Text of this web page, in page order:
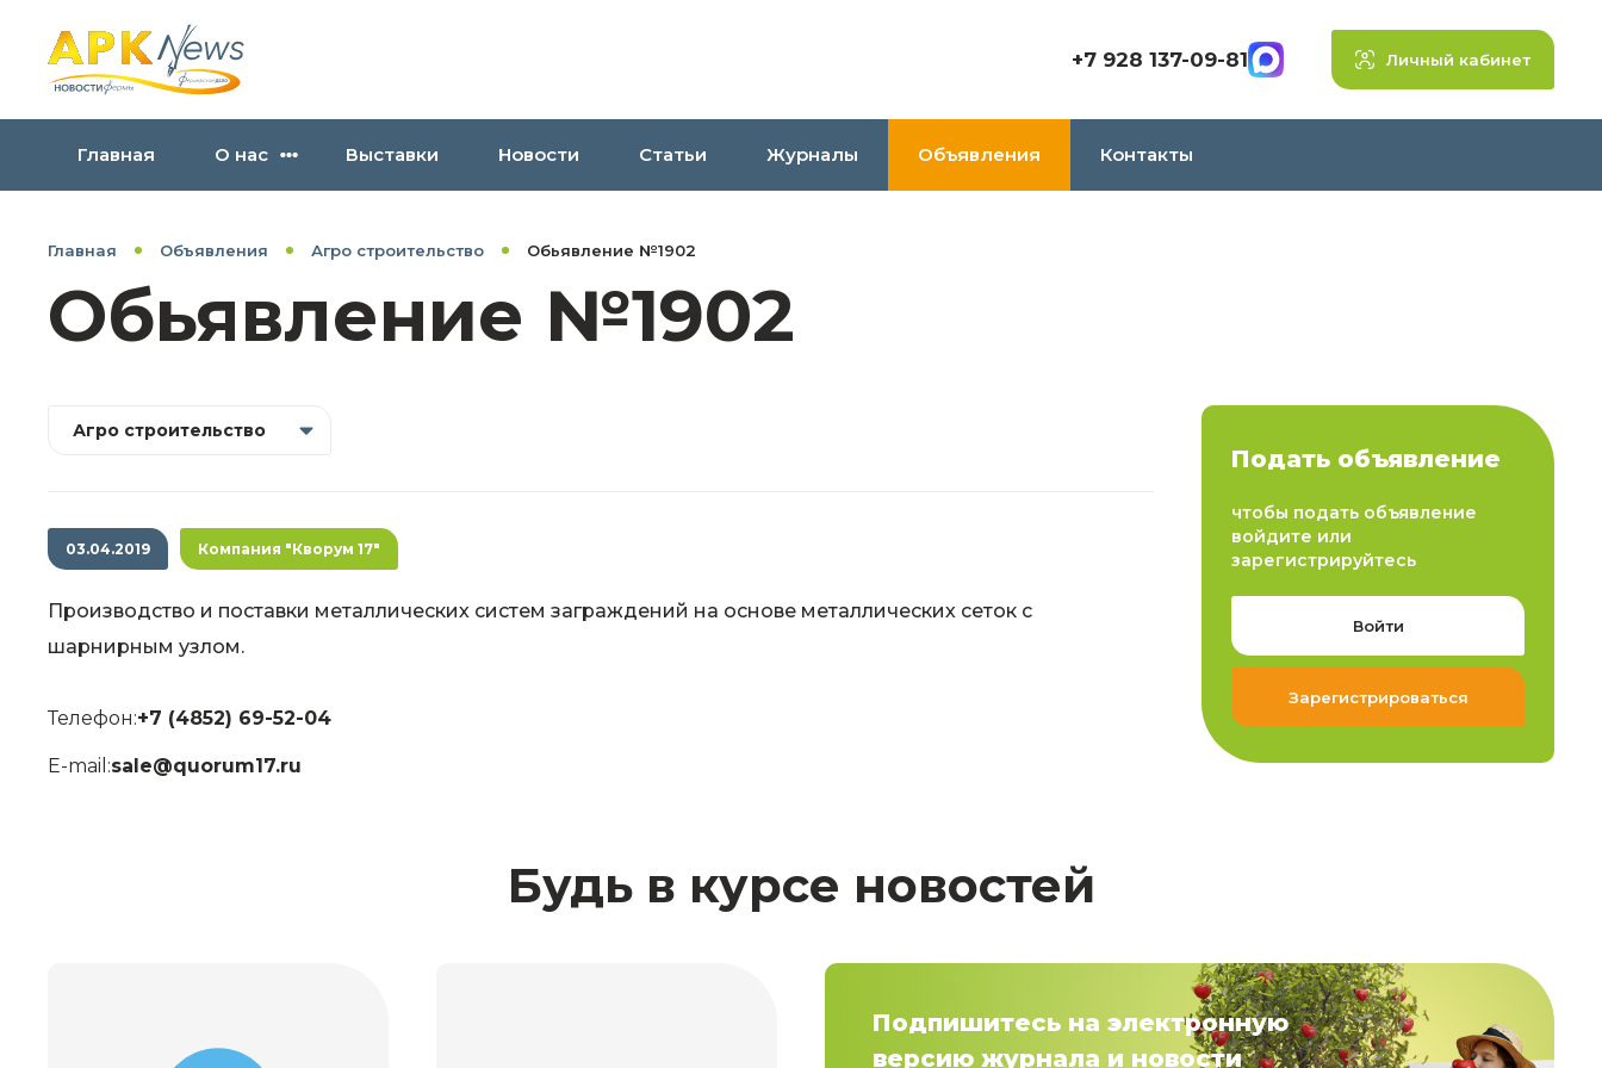
+7 928 137-09-81 Личный кабинет
Главная О нас Выставки Новости Статьи Журналы Объявления Контакты
Главная Объявления Агро строительство Обьявление №1902
Обьявление №1902
Подать объявление
чтобы подать объявление
войдите или
зарегистрируйтесь
Войти
Зарегистрироваться
Агро строительство
03.04.2019 Компания "Кворум 17"
Производство и поставки металлических систем заграждений на основе металлических сеток с
шарнирным узлом.
Телефон:+7 (4852) 69-52-04
E-mail:sale@quorum17.ru
Будь в курсе новостей
Подпишитесь на электронную
версию журнала и новости